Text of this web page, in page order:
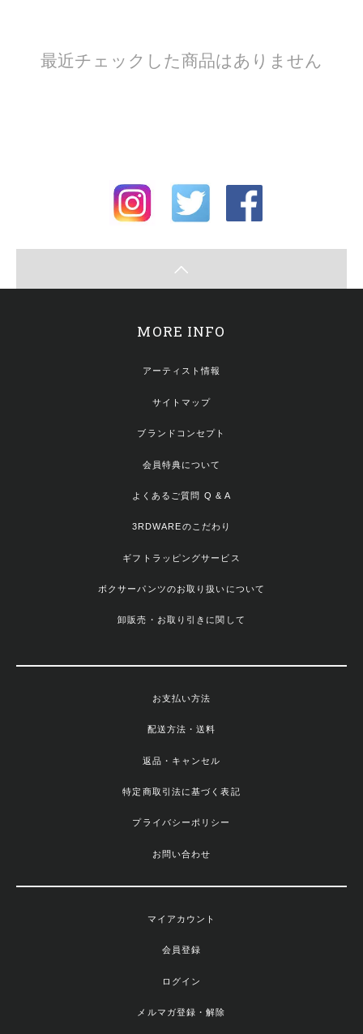
最近チェックした商品はありません
MORE INFO
アーティスト情報
サイトマップ
ブランドコンセプト
会員特典について
よくあるご質問 Q & A
3RDWAREのこだわり
ギフトラッピングサービス
ボクサーパンツのお取り扱いについて
卸販売・お取り引きに関して
お支払い方法
配送方法・送料
返品・キャンセル
特定商取引法に基づく表記
プライバシーポリシー
お問い合わせ
マイアカウント
会員登録
ログイン
メルマガ登録・解除